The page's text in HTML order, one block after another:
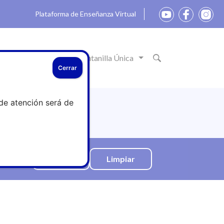
Plataforma de Enseñanza Virtual
Actualidad Ventanilla Única
Limpiar
atención será de
Cerrar